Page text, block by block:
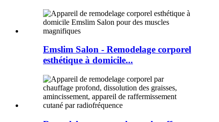
Emslim Salon - Remodelage corporel
esthétique à domicile...